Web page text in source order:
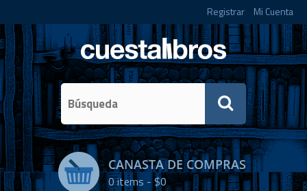
Registrar Mi Cuenta
CANASTA DE COMPRAS
0items -$0